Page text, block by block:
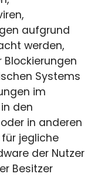
aufgrund
werden,
Systems
im
den
in anderen
jegliche
der Nutzer
Besitzer